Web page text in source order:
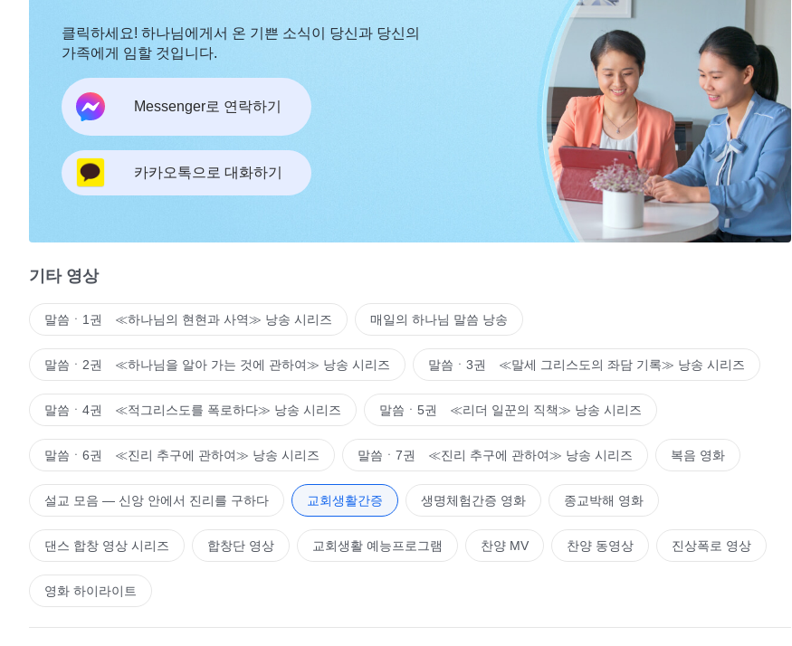
클릭하세요! 하나님에게서 온 기쁜 소식이 당신과 당신의
가족에게 임할 것입니다.
Messenger로 연락하기
카카오톡으로 대화하기
기타 영상
말씀ㆍ1권 ≪하나님의 현현과 사역≫ 낭송 시리즈 매일의 하나님 말씀 낭송
말씀ㆍ2권 ≪하나님을 알아 가는 것에 관하여≫ 낭송 시리즈 말씀ㆍ3권 ≪말세 그리스도의 좌담 기록≫ 낭송 시리즈
말씀ㆍ4권 ≪적그리스도를 폭로하다≫ 낭송 시리즈 말씀ㆍ5권 ≪리더 일꾼의 직책≫ 낭송 시리즈
말씀ㆍ6권 ≪진리 추구에 관하여≫ 낭송 시리즈 말씀ㆍ7권 ≪진리 추구에 관하여≫ 낭송 시리즈 복음 영화
설교 모음 ― 신앙 안에서 진리를 구하다 교회생활간증 생명체험간증 영화 종교박해 영화
댄스 합창 영상 시리즈 합창단 영상 교회생활 예능프로그램 찬양 MV 찬양 동영상 진상폭로 영상
영화 하이라이트